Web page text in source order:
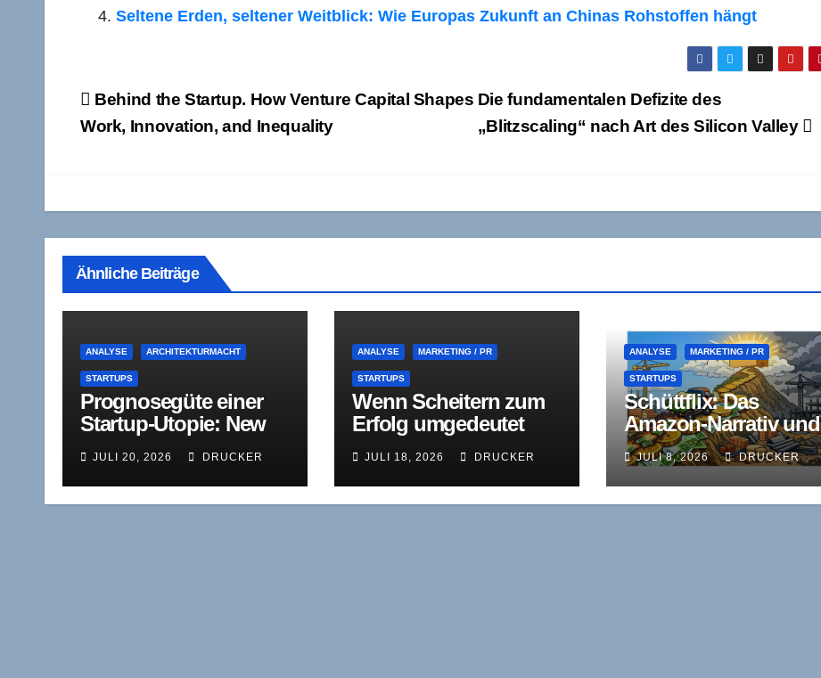
Seltene Erden, seltener Weitblick: Wie Europas Zukunft an Chinas Rohstoffen hängt
Beitragsnavigation
Die fundamentalen Defizite des
„Blitzscaling“ nach Art des Silicon Valley
Behind the Startup. How Venture Capital Shapes
Work, Innovation, and Inequality
Ähnliche Beiträge
ANALYSE ARCHITEKTURMACHT
STARTUPS
Prognosegüte einer
Startup-Utopie: New
als zehn Jahre später
JULI 20, 2026 DRUCKER
ANALYSE MARKETING / PR
STARTUPS
Wenn Scheitern zum
Erfolg umgedeutet
einverleibte PR-Schere
JULI 18, 2026 DRUCKER
ANALYSE MARKETING / PR
STARTUPS
Schüttflix: Das
Amazon-Narrativ und
die Realität des
Stellenabbaus – ein
Update
JULI 8, 2026 DRUCKER